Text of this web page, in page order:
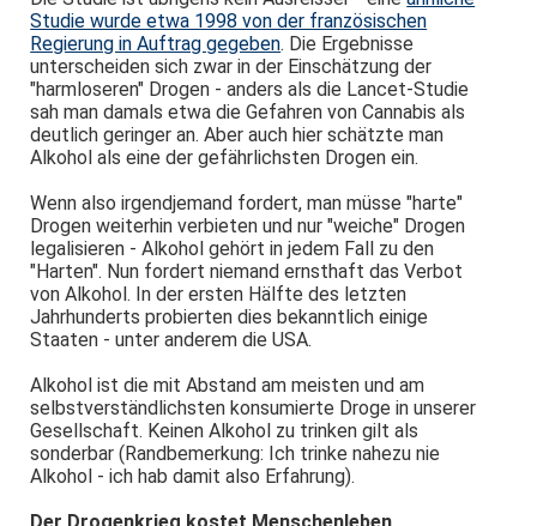
Studie wurde etwa 1998 von der französischen
Regierung in Auftrag gegeben. Die Ergebnisse
unterscheiden sich zwar in der Einschätzung der
"harmloseren" Drogen - anders als die Lancet-Studie
sah man damals etwa die Gefahren von Cannabis als
deutlich geringer an. Aber auch hier schätzte man
Alkohol als eine der gefährlichsten Drogen ein.
Wenn also irgendjemand fordert, man müsse "harte"
Drogen weiterhin verbieten und nur "weiche" Drogen
legalisieren - Alkohol gehört in jedem Fall zu den
"Harten". Nun fordert niemand ernsthaft das Verbot
von Alkohol. In der ersten Hälfte des letzten
Jahrhunderts probierten dies bekanntlich einige
Staaten - unter anderem die USA.
Alkohol ist die mit Abstand am meisten und am
selbstverständlichsten konsumierte Droge in unserer
Gesellschaft. Keinen Alkohol zu trinken gilt als
sonderbar (Randbemerkung: Ich trinke nahezu nie
Alkohol - ich hab damit also Erfahrung).